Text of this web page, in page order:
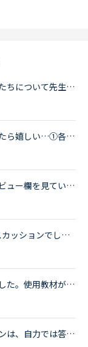
カランメソッドの特性を理解せずに、騒ぐ人たちについて先生方のレビューを見ていると、カランの進め方について苦言を呈しているレビューが目立つように思いました。これについて、個人的には「それは、生徒の方...
講師レビューや講師検索にこんな機能があったら嬉しい…①各レビューがどのコース（教材）を受講したのかが分かるアイコン表示。 教材ごとに絞り込んで表示できたらさらに◎②個人的なメッセージを非表示にする機能...
「講師のレビューについて」最近、講師のレビュー欄を見ていて、とても無責任なレビューが増えたように思います。「講師」の方々は、名前と動画を出して授業を教えているのに、評価する我々生徒側は匿名。評価す...
評価の基準をお聞きしたいです。5分間ディスカッションでしたが、最初の１文だけ、私の言った文章を直してタイプしてくれましたが、あとは、やめて何もしてくれませんでした。話したのは、半々くらいで、先生の会...
生徒のレビューの特定について問い合わせました。使用教材が表記されてどの生徒のレビューかが、より特定されやすいのでは、と問い合わせました。ネイティブキャンプ会員様サポートセンターです。会員様を混乱さ...
カランレッスンにおける先生の評価私はカランは、自力では答えられないので、シャドウイングしています。リードの上手な先生を選んでレッスンを受けますし、逆に、レビューを読んで待つタイプの先生だとわかると...